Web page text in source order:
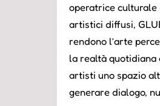
operatrice culturale
artistici diffusi,
rendono l’arte
la realtà quotidiana
artisti uno spazio
generare dialogo,